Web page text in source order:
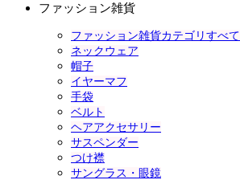
ファッション雑貨
ファッション雑貨カテゴリすべて
ネックウェア
帽子
イヤーマフ
手袋
ベルト
ヘアアクセサリー
サスペンダー
つけ襟
サングラス・眼鏡